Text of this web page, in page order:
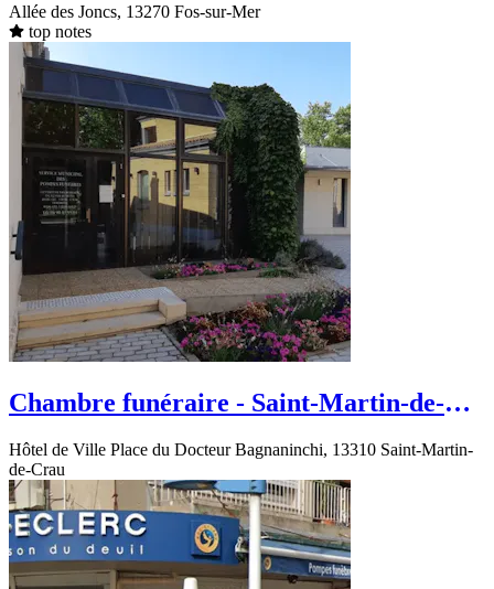
Allée des Joncs, 13270 Fos-sur-Mer
top notes
Chambre funéraire - Saint-Martin-de-
Hôtel de Ville Place du Docteur Bagnaninchi, 13310 Saint-Martin-
de-Crau